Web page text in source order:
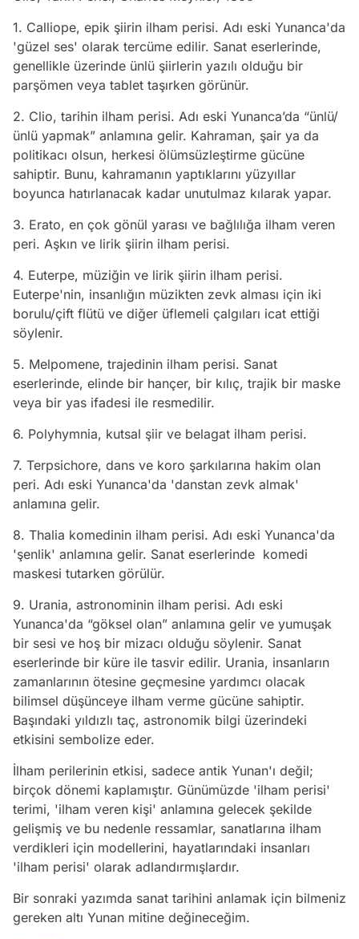
1. Calliope, epik şiirin ilham perisi. Adı eski Yunanca'da
'güzel ses' olarak tercüme edilir. Sanat eserlerinde,
genellikle üzerinde ünlü şiirlerin yazılı olduğu bir
parşömen veya tablet taşırken görünür.
2. Clio, tarihin ilham perisi. Adı eski Yunanca’da “ünlü/
ünlü yapmak” anlamına gelir. Kahraman, şair ya da
politikacı olsun, herkesi ölümsüzleştirme gücüne
sahiptir. Bunu, kahramanın yaptıklarını yüzyıllar
boyunca hatırlanacak kadar unutulmaz kılarak yapar.
3. Erato, en çok gönül yarası ve bağlılığa ilham veren
peri. Aşkın ve lirik şiirin ilham perisi.
4. Euterpe, müziğin ve lirik şiirin ilham perisi.
Euterpe'nin, insanlığın müzikten zevk alması için iki
borulu/çift flütü ve diğer üflemeli çalgıları icat ettiği
söylenir.
5. Melpomene, trajedinin ilham perisi. Sanat
eserlerinde, elinde bir hançer, bir kılıç, trajik bir maske
veya bir yas ifadesi ile resmedilir.
6. Polyhymnia, kutsal şiir ve belagat ilham perisi.
7. Terpsichore, dans ve koro şarkılarına hakim olan
peri. Adı eski Yunanca'da 'danstan zevk almak'
anlamına gelir.
8. Thalia komedinin ilham perisi. Adı eski Yunanca'da
'şenlik' anlamına gelir. Sanat eserlerinde komedi
maskesi tutarken görülür.
9. Urania, astronominin ilham perisi. Adı eski
Yunanca'da “göksel olan” anlamına gelir ve yumuşak
bir sesi ve hoş bir mizacı olduğu söylenir. Sanat
eserlerinde bir küre ile tasvir edilir. Urania, insanların
zamanlarının ötesine geçmesine yardımcı olacak
bilimsel düşünceye ilham verme gücüne sahiptir.
Başındaki yıldızlı taç, astronomik bilgi üzerindeki
etkisini sembolize eder.
İlham perilerinin etkisi, sadece antik Yunan'ı değil;
birçok dönemi kaplamıştır. Günümüzde 'ilham perisi'
terimi, 'ilham veren kişi' anlamına gelecek şekilde
gelişmiş ve bu nedenle ressamlar, sanatlarına ilham
verdikleri için modellerini, hayatlarındaki insanları
'ilham perisi' olarak adlandırmışlardır.
Bir sonraki yazımda sanat tarihini anlamak için bilmeniz
gereken altı Yunan mitine değineceğim.